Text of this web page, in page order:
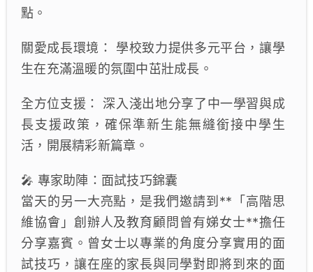
點。
關愛成長環境： 學校致力提供多元平台，讓學
生在充滿溫暖的氛圍中茁壯成長。
全方位支援： 深入淺出地分享了中一學習與成
長支援政策，確保準新生能無縫銜接中學生
活，開展精彩新篇章。
🎤 專家助陣：面試技巧錦囊
當天的另一大亮點，是我們邀請到**「高階思
維協會」創辦人及教育顧問曾有娣女士**擔任
分享嘉賓。曾女士以專業的角度分享實用的面
試技巧，讓在座的家長與同學對即將到來的面